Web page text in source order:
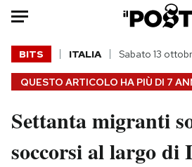
Auto
HOME
Italia
Politica
QUESTO ARTICOLO HA PIÙ DI 7
BITS ITALIA Sabato 13
Settanta migranti
soccorsi al largo di